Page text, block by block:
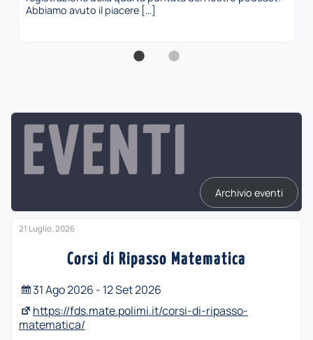
Abbiamo avuto il piacere […]
EVENTI
Archivio eventi
21 Luglio, 2026
Corsi di Ripasso Matematica
31 Ago 2026 - 12 Set 2026
https://fds.mate.polimi.it/corsi-di-ripasso-
matematica/